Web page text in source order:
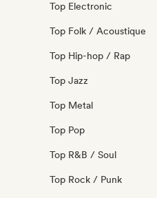
Top Electronic
Top Folk / Acoustique
Top Hip-hop / Rap
Top Jazz
Top Metal
Top Pop
Top R&B / Soul
Top Rock / Punk